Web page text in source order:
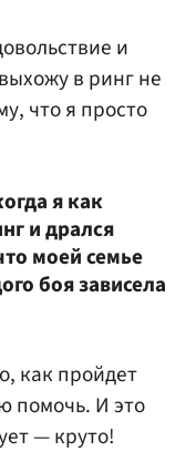
и
в ринг не
что я просто
я как
и дрался
моей семье
боя зависела
как пройдет
помочь. И это
— круто!